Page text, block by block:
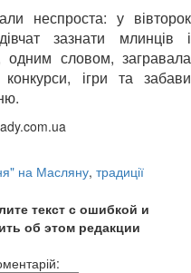
неспроста: у вівторок
зазнати млинців і
одним словом, загравала
ігри та забави
на Масляну, традиції
текст с ошибкой и
об этом редакции